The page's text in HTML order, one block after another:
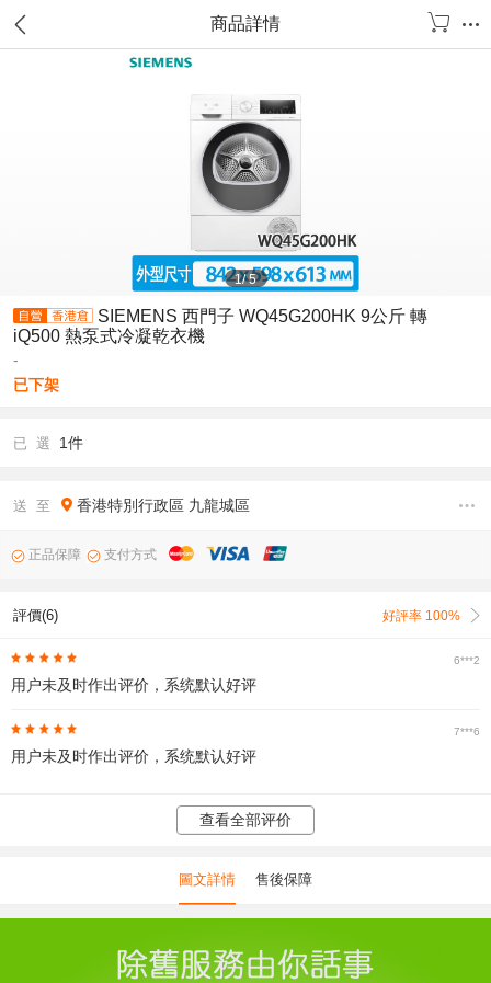
商品詳情
1/5
SIEMENS 西門子 WQ45G200HK 9公斤 轉
iQ500 熱泵式冷凝乾衣機
-
已下架
已 選 1件
送 至 香港特別行政區 九龍城區
正品保障 支付方式
評價(6) 好評率 100%
6***2
用户未及时作出评价，系统默认好评
7***6
用户未及时作出评价，系统默认好评
查看全部评价
圖文詳情 售後保障